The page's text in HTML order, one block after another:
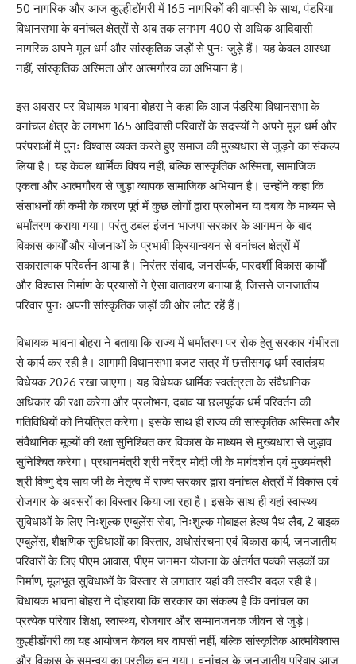
50 नागरिक और आज कुल्हीडोंगरी में 165 नागरिकों की वापसी के साथ, पंडरिया
विधानसभा के वनांचल क्षेत्रों से अब तक लगभग 400 से अधिक आदिवासी
नागरिक अपने मूल धर्म और सांस्कृतिक जड़ों से पुनः जुड़े हैं। यह केवल आस्था
नहीं, सांस्कृतिक अस्मिता और आत्मगौरव का अभियान है।
इस अवसर पर विधायक भावना बोहरा ने कहा कि आज पंडरिया विधानसभा के
वनांचल क्षेत्र के लगभग 165 आदिवासी परिवारों के सदस्यों ने अपने मूल धर्म और
परंपराओं में पुनः विश्वास व्यक्त करते हुए समाज की मुख्यधारा से जुड़ने का संकल्प
लिया है। यह केवल धार्मिक विषय नहीं, बल्कि सांस्कृतिक अस्मिता, सामाजिक
एकता और आत्मगौरव से जुड़ा व्यापक सामाजिक अभियान है। उन्होंने कहा कि
संसाधनों की कमी के कारण पूर्व में कुछ लोगों द्वारा प्रलोभन या दबाव के माध्यम से
धर्मांतरण कराया गया। परंतु डबल इंजन भाजपा सरकार के आगमन के बाद
विकास कार्यों और योजनाओं के प्रभावी क्रियान्वयन से वनांचल क्षेत्रों में
सकारात्मक परिवर्तन आया है। निरंतर संवाद, जनसंपर्क, पारदर्शी विकास कार्यों
और विश्वास निर्माण के प्रयासों ने ऐसा वातावरण बनाया है, जिससे जनजातीय
परिवार पुनः अपनी सांस्कृतिक जड़ों की ओर लौट रहें हैं।
विधायक भावना बोहरा ने बताया कि राज्य में धर्मांतरण पर रोक हेतु सरकार गंभीरता
से कार्य कर रही है। आगामी विधानसभा बजट सत्र में छत्तीसगढ़ धर्म स्वातंत्र्य
विधेयक 2026 रखा जाएगा। यह विधेयक धार्मिक स्वतंत्रता के संवैधानिक
अधिकार की रक्षा करेगा और प्रलोभन, दबाव या छलपूर्वक धर्म परिवर्तन की
गतिविधियों को नियंत्रित करेगा। इसके साथ ही राज्य की सांस्कृतिक अस्मिता और
संवैधानिक मूल्यों की रक्षा सुनिश्चित कर विकास के माध्यम से मुख्यधारा से जुड़ाव
सुनिश्चित करेगा। प्रधानमंत्री श्री नरेंद्र मोदी जी के मार्गदर्शन एवं मुख्यमंत्री
श्री विष्णु देव साय जी के नेतृत्व में राज्य सरकार द्वारा वनांचल क्षेत्रों में विकास एवं
रोजगार के अवसरों का विस्तार किया जा रहा है। इसके साथ ही यहां स्वास्थ्य
सुविधाओं के लिए निःशुल्क एम्बुलेंस सेवा, निःशुल्क मोबाइल हेल्थ पैथ लैब, 2 बाइक
एम्बुलेंस, शैक्षणिक सुविधाओं का विस्तार, अधोसंरचना एवं विकास कार्य, जनजातीय
परिवारों के लिए पीएम आवास, पीएम जनमन योजना के अंतर्गत पक्की सड़कों का
निर्माण, मूलभूत सुविधाओं के विस्तार से लगातार यहां की तस्वीर बदल रही है।
विधायक भावना बोहरा ने दोहराया कि सरकार का संकल्प है कि वनांचल का
प्रत्येक परिवार शिक्षा, स्वास्थ्य, रोजगार और सम्मानजनक जीवन से जुड़े।
कुल्हीडोंगरी का यह आयोजन केवल घर वापसी नहीं, बल्कि सांस्कृतिक आत्मविश्वास
और विकास के समन्वय का प्रतीक बन गया। वनांचल के जनजातीय परिवार आज